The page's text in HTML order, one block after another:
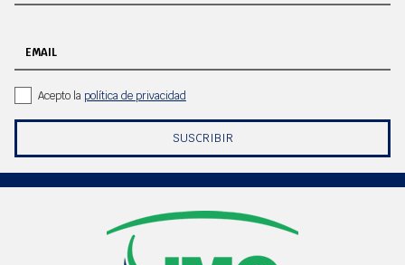
EMAIL
Acepto la política de privacidad
SUSCRIBIR